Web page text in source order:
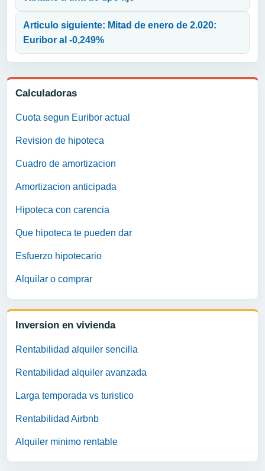
Calculadoras
Cuota segun Euribor actual
Revision de hipoteca
Cuadro de amortizacion
Amortizacion anticipada
Hipoteca con carencia
Que hipoteca te pueden dar
Esfuerzo hipotecario
Alquilar o comprar
Inversion en vivienda
Rentabilidad alquiler sencilla
Rentabilidad alquiler avanzada
Larga temporada vs turistico
Rentabilidad Airbnb
Alquiler minimo rentable
Articulo siguiente: Mitad de enero de 2.020:
Euribor al -0,249%